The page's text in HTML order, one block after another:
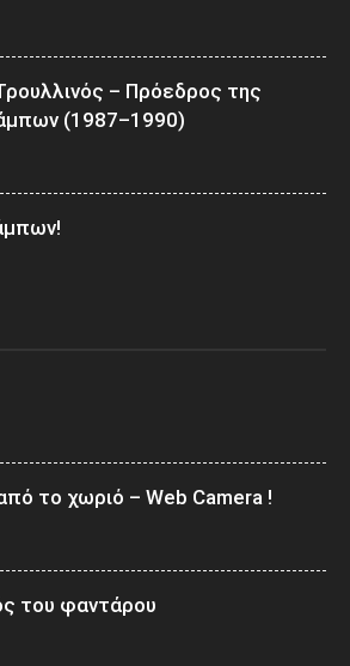
– Πρόεδρος της
(1987–1990)
το χωριό – Web Camera !
του φαντάρου